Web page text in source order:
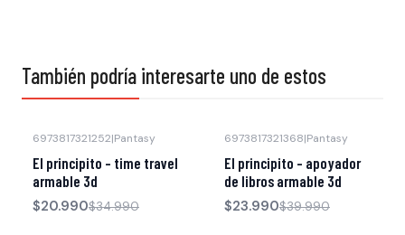
También podría interesarte uno de estos
6973817321252|Pantasy
El principito - time travel
armable 3d
$20.990$34.990
6973817321368|Pantasy
El principito - apoyador
de libros armable 3d
$23.990$39.990